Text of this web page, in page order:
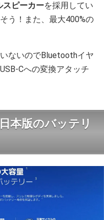
スピーカーを採用してい
う！また、最大400%の
ないのでBluetoothイヤ
への変換アタッチ
本版のバッテリ